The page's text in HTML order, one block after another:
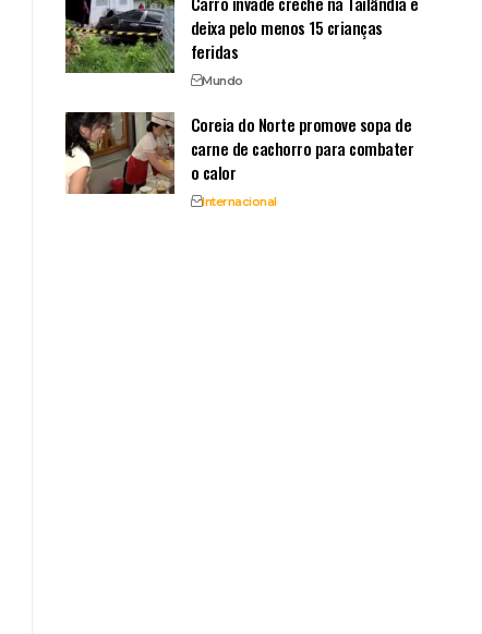
deixa pelo menos 15 crianças
feridas
Mundo
Coreia do Norte promove sopa de
carne de cachorro para combater
o calor
Internacional